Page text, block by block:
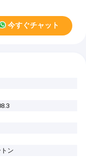
今すぐチャット
ン